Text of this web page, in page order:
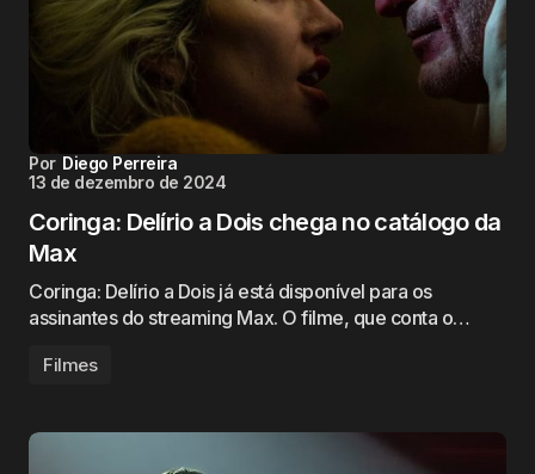
Por Diego Perreira
13 de dezembro de 2024
Coringa: Delírio a Dois chega no catálogo da
Max
Coringa: Delírio a Dois já está disponível para os
assinantes do streaming Max. O filme, que conta o…
Filmes